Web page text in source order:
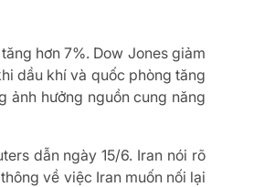
hơn 7%. Dow Jones giảm
dầu khí và quốc phòng tăng
ảnh hưởng nguồn cung năng
dẫn ngày 15/6. Iran nói rõ
về việc Iran muốn nối lại